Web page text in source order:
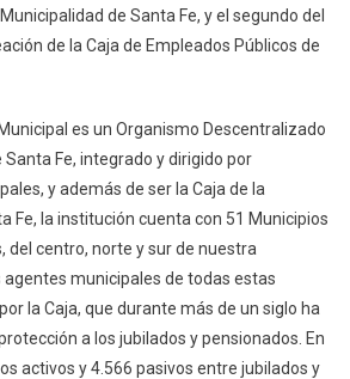
de Santa Fe, y el segundo del
de la Caja de Empleados Públicos de
es un Organismo Descentralizado
Fe, integrado y dirigido por
y además de ser la Caja de la
Fe, la institución cuenta con 51 Municipios
del centro, norte y sur de nuestra
municipales de todas estas
la Caja, que durante más de un siglo ha
a los jubilados y pensionados. En
activos y 4.566 pasivos entre jubilados y